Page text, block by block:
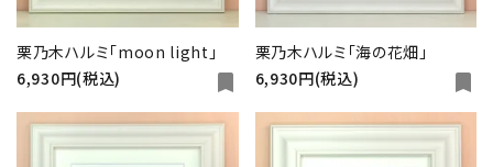
栗乃木ハルミ「moon light」
6,930円(税込)
bookmark
栗乃木ハルミ「海の花畑」
6,930円(税込)
bookmark